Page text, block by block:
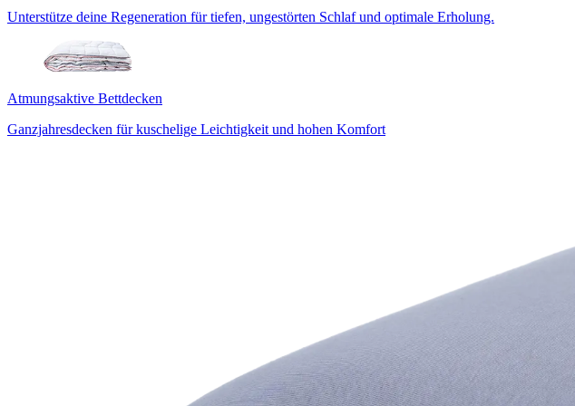
Unterstütze deine Regeneration für tiefen, ungestörten Schlaf und optimale Erholung.
Atmungsaktive Bettdecken
Ganzjahresdecken für kuschelige Leichtigkeit und hohen Komfort